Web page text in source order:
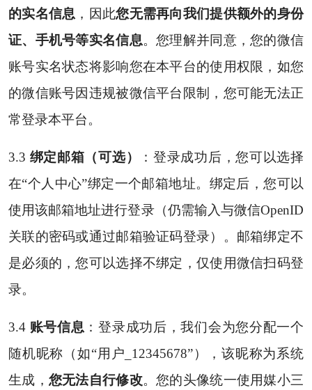
的实名信息 ，因此您无需再向我们提供额外的身份
证、手机号等实名信息。您理解并同意，您的微信
账号实名状态将影响您在本平台的使用权限，如您
的微信账号因违规被微信平台限制，您可能无法正
常登录本平台。
3.3 绑定邮箱（可选）
：登录成功后，您可以选择
在“个人中心”绑定一个邮箱地址。绑定后，您可以
使用该邮箱地址进行登录（仍需输入与微信OpenID
关联的密码或通过邮箱验证码登录）。邮箱绑定不
是必须的，您可以选择不绑定，仅使用微信扫码登
录。
3.4 账号信息 ：登录成功后，我们会为您分配一个
随机昵称（如“用户_12345678”），该昵称为系统
生成， 您无法自行修改。您的头像统一使用媒小三